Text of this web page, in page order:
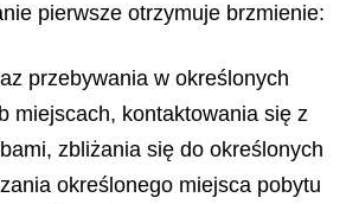
pierwsze otrzymuje brzmienie:
przebywania w określonych
miejscach, kontaktowania się z
zbliżania się do określonych
określonego miejsca pobytu